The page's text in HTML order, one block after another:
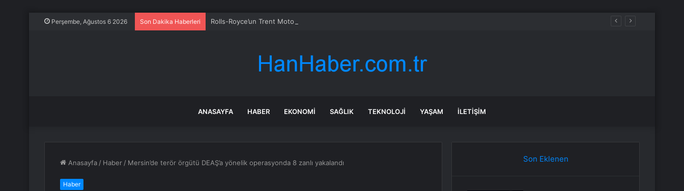
Perşembe, Ağustos 6 2026 Son Dakika Haberleri Rolls-Royce’un Trent Motor Problemleri Çözüldü: Kârlar Uçtu
ANASAYFA HABER EKONOMI SAĞLIK TEKNOLOJI YAŞAM İLETIŞIM
Anasayfa / Haber / Mersin’de terör örgütü DEAŞ’a yönelik operasyonda 8 zanlı yakalandı
Haber
Son Eklenen